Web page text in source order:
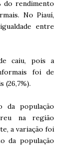
do rendimento
No Piauí,
entre
caiu, pois a
foi de
(26,7%).
da população
na região
a variação foi
da população